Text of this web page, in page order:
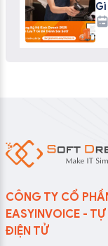
CÔNG TY CỔ
EASYINVOICE -
ĐIỆN TỬ